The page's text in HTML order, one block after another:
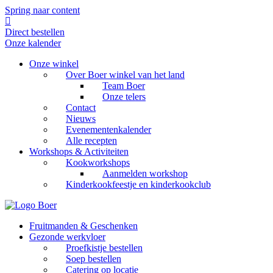
Spring naar content
Direct bestellen
Onze kalender
Onze winkel
Over Boer winkel van het land
Team Boer
Onze telers
Contact
Nieuws
Evenementenkalender
Alle recepten
Workshops & Activiteiten
Kookworkshops
Aanmelden workshop
Kinderkookfeestje en kinderkookclub
Fruitmanden & Geschenken
Gezonde werkvloer
Proefkistje bestellen
Soep bestellen
Catering op locatie